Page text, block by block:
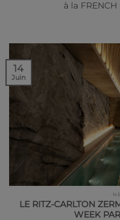
à la FRENCH
LE RITZ-CARLTON
WEEK
14
Juin